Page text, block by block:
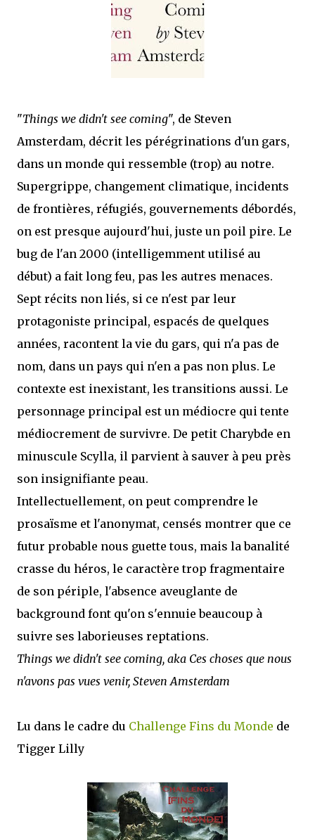
mettre sous tous les yeux. C'est cela...
"Things we didn't see coming", de Steven
Amsterdam, décrit les pérégrinations d'un gars,
dans un monde qui ressemble (trop) au notre.
Supergrippe, changement climatique, incidents
de frontières, réfugiés, gouvernements débordés,
on est presque aujourd'hui, juste un poil pire. Le
bug de l'an 2000 (intelligemment utilisé au
début) a fait long feu, pas les autres menaces.
Sept récits non liés, si ce n'est par leur
protagoniste principal, espacés de quelques
années, racontent la vie du gars, qui n'a pas de
nom, dans un pays qui n'en a pas non plus. Le
contexte est inexistant, les transitions aussi. Le
personnage principal est un médiocre qui tente
médiocrement de survivre. De petit Charybde en
minuscule Scylla, il parvient à sauver à peu près
son insignifiante peau.
Intellectuellement, on peut comprendre le
prosaïsme et l'anonymat, censés montrer que ce
futur probable nous guette tous, mais la banalité
crasse du héros, le caractère trop fragmentaire
de son périple, l'absence aveuglante de
background font qu'on s'ennuie beaucoup à
suivre ses laborieuses reptations.
Things we didn't see coming, aka Ces choses que nous
n'avons pas vues venir, Steven Amsterdam
Lu dans le cadre du Challenge Fins du Monde de
Tigger Lilly